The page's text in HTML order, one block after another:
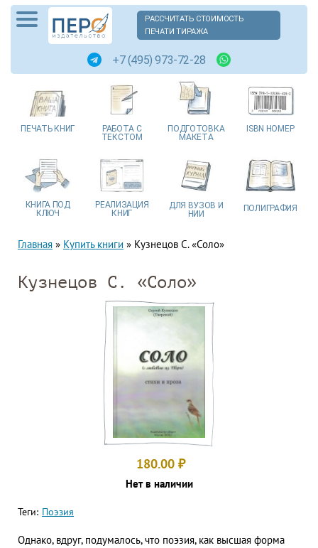
РАССЧИТАТЬ СТОИМОСТЬ
ПЕЧАТИ ТИРАЖА
+7 (495) 973-72-28
ПЕЧАТЬ КНИГ РАБОТА С
ТЕКСТОМ
ПОДГОТОВКА
МАКЕТА
ISBN НОМЕР
КНИГА ПОД
КЛЮЧ
РЕАЛИЗАЦИЯ
КНИГ
ДЛЯ ВУЗОВ И
НИИ
ПОЛИГРАФИЯ
Главная » Купить книги » Кузнецов С. «Соло»
Кузнецов С. «Соло»
180.00 ₽
Нет в наличии
Теги: Поэзия
Однако, вдруг, подумалось, что поэзия, как высшая форма